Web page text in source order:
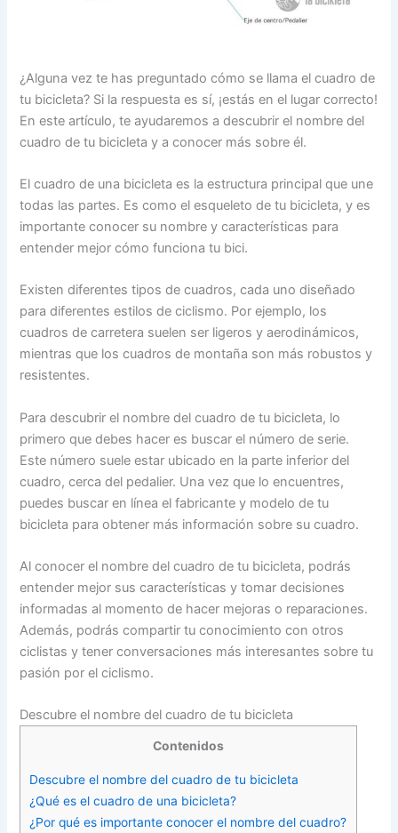
¿Alguna vez te has preguntado cómo se llama el cuadro de
tu bicicleta? Si la respuesta es sí, ¡estás en el lugar correcto!
En este artículo, te ayudaremos a descubrir el nombre del
cuadro de tu bicicleta y a conocer más sobre él.
El cuadro de una bicicleta es la estructura principal que une
todas las partes. Es como el esqueleto de tu bicicleta, y es
importante conocer su nombre y características para
entender mejor cómo funciona tu bici.
Existen diferentes tipos de cuadros, cada uno diseñado
para diferentes estilos de ciclismo. Por ejemplo, los
cuadros de carretera suelen ser ligeros y aerodinámicos,
mientras que los cuadros de montaña son más robustos y
resistentes.
Para descubrir el nombre del cuadro de tu bicicleta, lo
primero que debes hacer es buscar el número de serie.
Este número suele estar ubicado en la parte inferior del
cuadro, cerca del pedalier. Una vez que lo encuentres,
puedes buscar en línea el fabricante y modelo de tu
bicicleta para obtener más información sobre su cuadro.
Al conocer el nombre del cuadro de tu bicicleta, podrás
entender mejor sus características y tomar decisiones
informadas al momento de hacer mejoras o reparaciones.
Además, podrás compartir tu conocimiento con otros
ciclistas y tener conversaciones más interesantes sobre tu
pasión por el ciclismo.
Descubre el nombre del cuadro de tu bicicleta
Contenidos
Descubre el nombre del cuadro de tu bicicleta
¿Qué es el cuadro de una bicicleta?
¿Por qué es importante conocer el nombre del cuadro?